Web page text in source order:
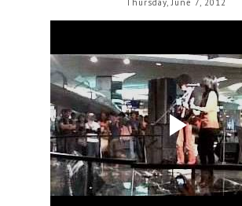
Thursday, June 7, 2012